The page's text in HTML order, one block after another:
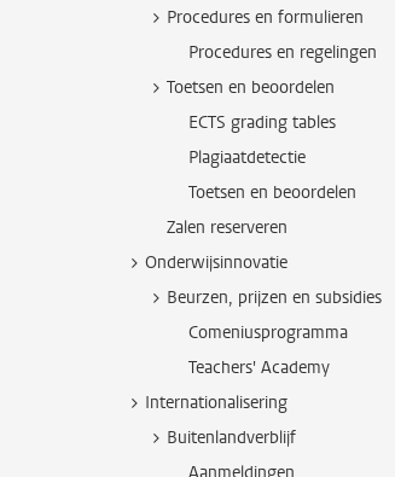
Procedures en formulieren
Procedures en regelingen
Toetsen en beoordelen
ECTS grading tables
Plagiaatdetectie
Toetsen en beoordelen
Zalen reserveren
Onderwijsinnovatie
Beurzen, prijzen en subsidies
Comeniusprogramma
Teachers' Academy
Internationalisering
Buitenlandverblijf